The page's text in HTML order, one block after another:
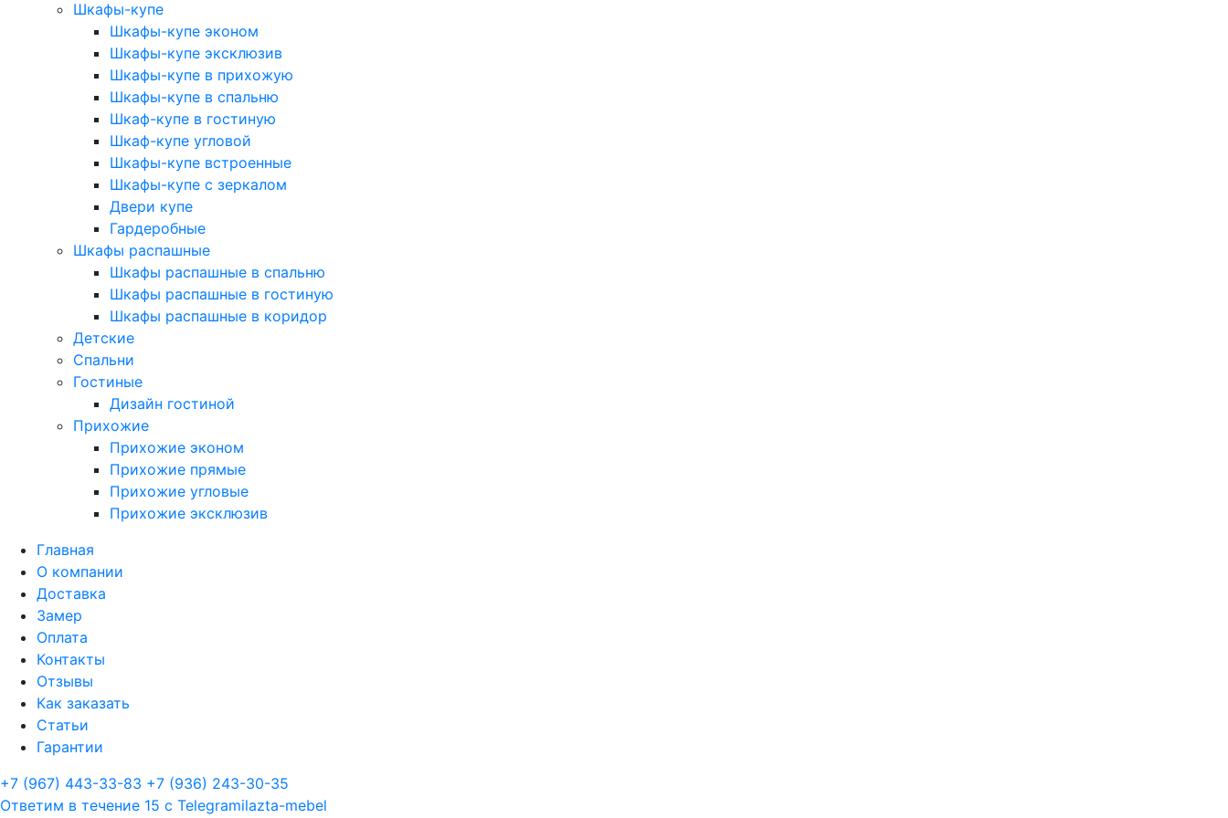
Шкафы-купе
Шкафы-купе эконом
Шкафы-купе эксклюзив
Шкафы-купе в прихожую
Шкафы-купе в спальню
Шкаф-купе в гостиную
Шкаф-купе угловой
Шкафы-купе встроенные
Шкафы-купе с зеркалом
Двери купе
Гардеробные
Шкафы распашные
Шкафы распашные в спальню
Шкафы распашные в гостиную
Шкафы распашные в коридор
Детские
Спальни
Гостиные
Дизайн гостиной
Прихожие
Прихожие эконом
Прихожие прямые
Прихожие угловые
Прихожие эксклюзив
Главная
О компании
Доставка
Замер
Оплата
Контакты
Отзывы
Как заказать
Статьи
Гарантии
+7 (967) 443-33-83 +7 (936) 243-30-35
Ответим в течение 15 с Telegramilazta-mebel